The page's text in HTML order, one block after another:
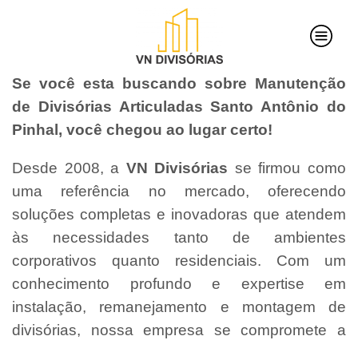
Se você esta buscando sobre Manutenção
de Divisórias Articuladas Santo Antônio do
Pinhal, você chegou ao lugar certo!
Desde 2008, a VN Divisórias se firmou como
uma referência no mercado, oferecendo
soluções completas e inovadoras que atendem
às necessidades tanto de ambientes
corporativos quanto residenciais. Com um
conhecimento profundo e expertise em
instalação, remanejamento e montagem de
divisórias, nossa empresa se compromete a